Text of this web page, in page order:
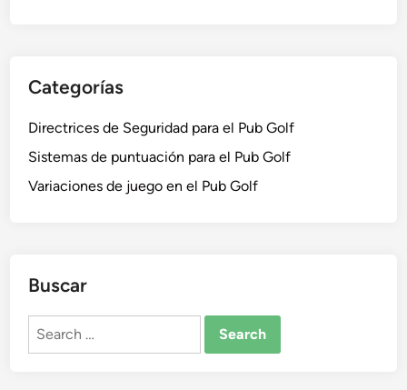
Categorías
Directrices de Seguridad para el Pub Golf
Sistemas de puntuación para el Pub Golf
Variaciones de juego en el Pub Golf
Buscar
Search